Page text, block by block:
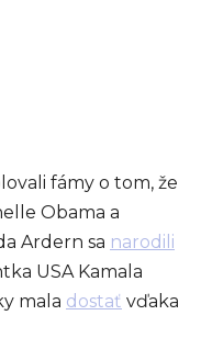
fámy o tom, že
Obama a
Ardern sa narodili
USA Kamala
mala dostať vďaka